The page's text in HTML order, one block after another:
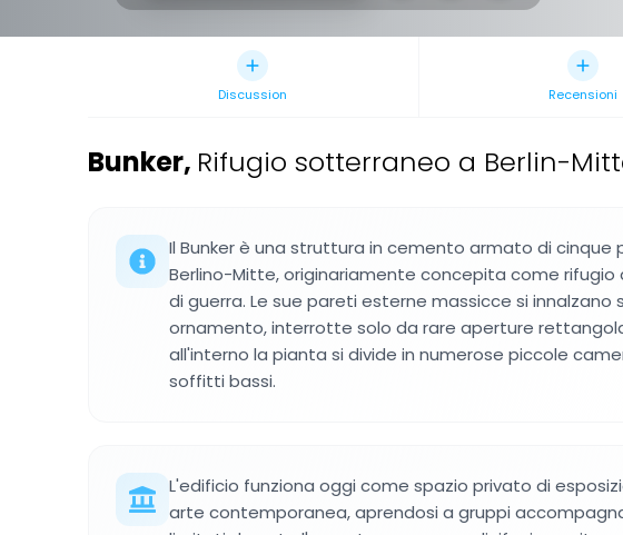
Discussion Recensioni
Bunker, Rifugio sotterraneo a Berlin-
Il Bunker è una struttura in cemento armato di cinque
Berlino-Mitte, originariamente concepita come rifugio
di guerra. Le sue pareti esterne massicce si innalzano
ornamento, interrotte solo da rare aperture
all'interno la pianta si divide in numerose piccole
soffitti bassi.
L'edificio funziona oggi come spazio privato di
arte contemporanea, aprendosi a gruppi